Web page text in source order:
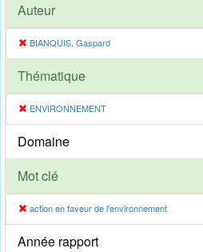
Auteur
BIANQUIS, Gaspard
Thématique
ENVIRONNEMENT
Domaine
Mot clé
action en faveur de l'environnement
Année rapport